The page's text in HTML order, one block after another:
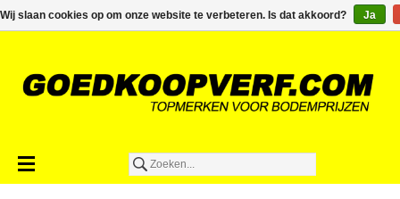
€0,00
Wij slaan cookies op om onze website te verbeteren. Is dat akkoord? Ja